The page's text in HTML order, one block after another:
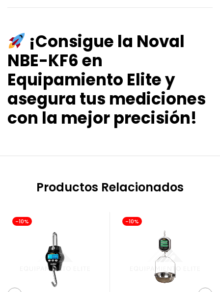
¡Consigue la Noval
NBE-KF6 en
Equipamiento Elite y
asegura tus mediciones
con la mejor precisión!
Productos Relacionados
-10% -10%